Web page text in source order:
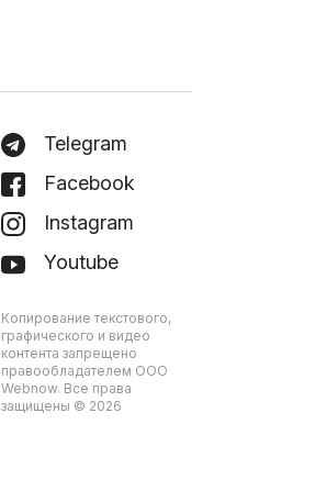
Telegram
Facebook
Instagram
Youtube
Копирование текстового,
графического и видео
контента запрещено
правообладателем ООО
Webnow. Все права
защищены © 2026